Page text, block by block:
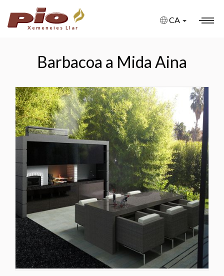
Xemeneies Llar
CA
XEMENEIES AMB BIOETANOL
XEMENEIES DE GAS
XEMENEIES ELÈCTRIQUES
FIRE PITS
BARBACOES
ESTUFES
BOQUES I RECUPERADORS
PUNTS DE VENDA
Barbacoa a Mida Aina